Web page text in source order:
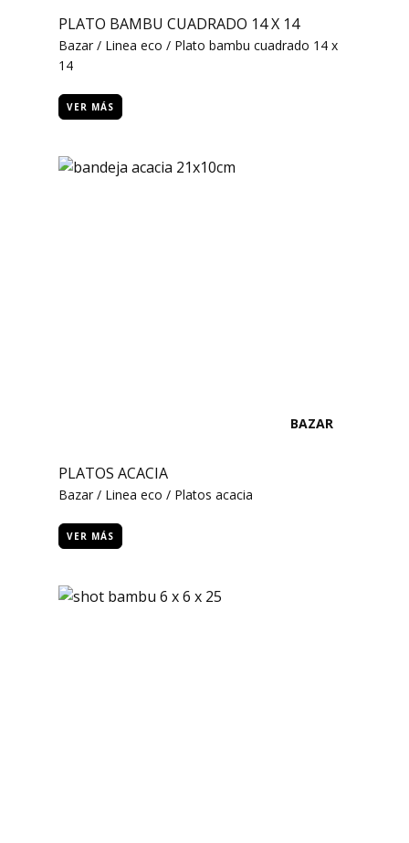
PLATO BAMBU CUADRADO 14 X 14
Bazar / Linea eco / Plato bambu cuadrado 14 x
14
VER MÁS
BAZAR
PLATOS ACACIA
Bazar / Linea eco / Platos acacia
VER MÁS